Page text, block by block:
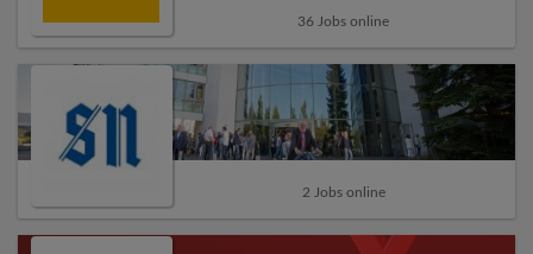
36 Jobs online
2 Jobs online